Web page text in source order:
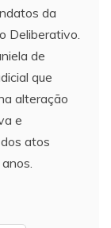
da
Deliberativo.
de
que
alteração
e
atos